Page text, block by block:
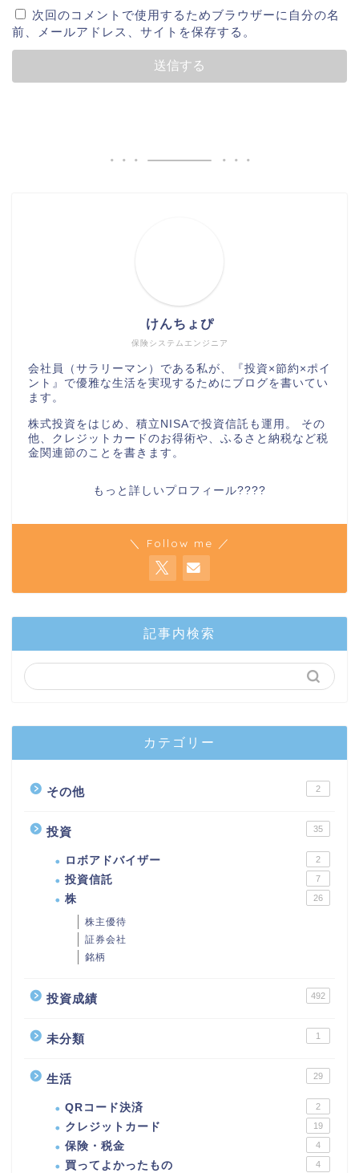
次回のコメントで使用するためブラウザーに自分の名
前、メールアドレス、サイトを保存する。
保険システムエンジニア
けんちょぴ
会社員（サラリーマン）である私が、『投資×節約×ポイ
ント』で優雅な生活を実現するためにブログを書いてい
ます。
株式投資をはじめ、積立NISAで投資信託も運用。 その
他、クレジットカードのお得術や、ふるさと納税など税
金関連節のことを書きます。
もっと詳しいプロフィール????
＼ Follow me ／
記事内検索
カテゴリー
その他 2
投資 35
ロボアドバイザー 2
投資信託 7
株 26
株主優待
証券会社
銘柄
投資成績 492
未分類 1
生活 29
QRコード決済 2
クレジットカード 19
保険・税金 4
買ってよかったもの 4